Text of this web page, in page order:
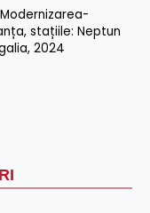
stațiile: Neptun
,2024